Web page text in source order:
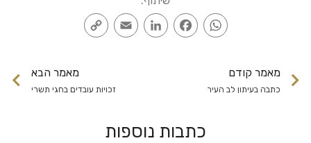
WhatsApp
Facebook
LinkedIn
Email
מאמר קודם
כתבה בעיתון לב העיר
מאמר הבא
זכויות עובדים בחגי תשרי
כתבות נוספות